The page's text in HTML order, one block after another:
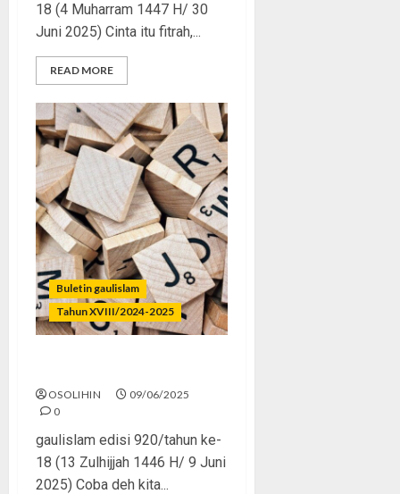
18 (4 Muharram 1447 H/ 30
Juni 2025) Cinta itu fitrah,...
READ MORE
Buletin gaulislam
Tahun XVIII/2024-2025
OSOLIHIN
09/06/2025
0
gaulislam edisi 920/tahun ke-
18 (13 Zulhijjah 1446 H/ 9 Juni
2025) Coba deh kita...